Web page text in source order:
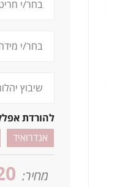
להורדת
אנדרואיד
מחיר: